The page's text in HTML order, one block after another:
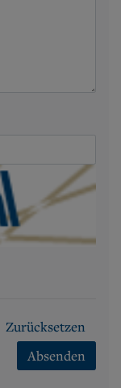
Zurücksetzen
Absenden